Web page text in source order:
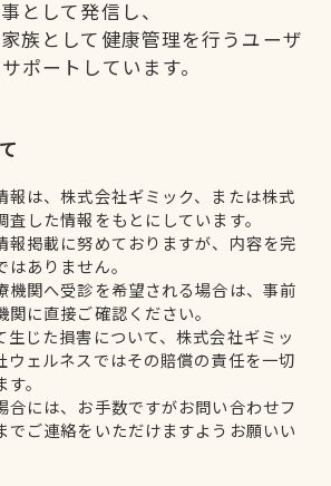
事として発信し、
族として健康管理を行うユーザ
ポートしています。
報は、株式会社ギミック、または株式
した情報をもとにしています。
報掲載に努めておりますが、内容を完
ありません。
機関へ受診を希望される場合は、事前
に直接ご確認ください。
生じた損害について、株式会社ギミッ
ウェルネスではその賠償の責任を一切
。
合には、お手数ですがお問い合わせフ
でご連絡をいただけますようお願いい